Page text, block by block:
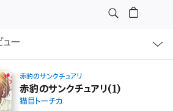
ー
赤豹のサンクチュアリ
赤豹のサンクチュアリ(1)
猫目トーチカ